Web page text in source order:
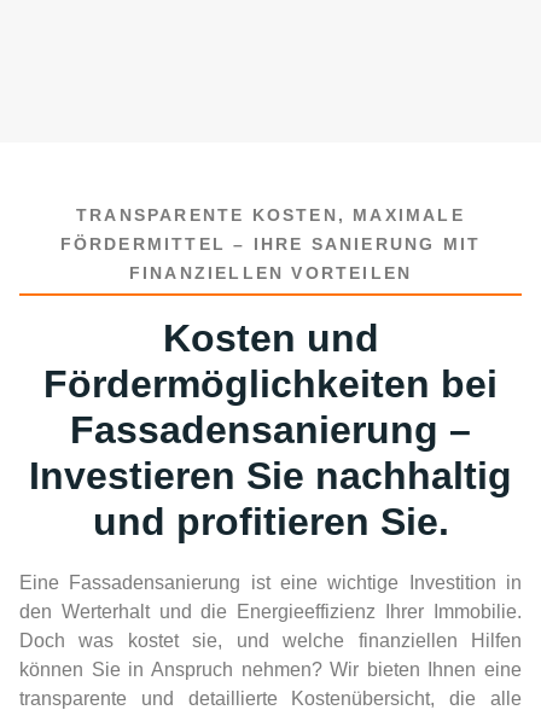
TRANSPARENTE KOSTEN, MAXIMALE
FÖRDERMITTEL – IHRE SANIERUNG MIT
FINANZIELLEN VORTEILEN
Kosten und
Fördermöglichkeiten bei
Fassadensanierung –
Investieren Sie nachhaltig
und profitieren Sie.
Eine Fassadensanierung ist eine wichtige Investition in
den Werterhalt und die Energieeffizienz Ihrer Immobilie.
Doch was kostet sie, und welche finanziellen Hilfen
können Sie in Anspruch nehmen? Wir bieten Ihnen eine
transparente und detaillierte Kostenübersicht, die alle